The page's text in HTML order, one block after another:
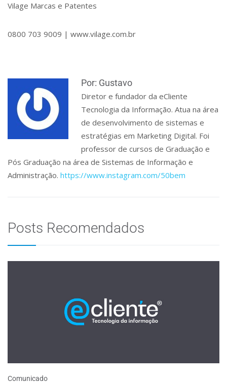
Vilage Marcas e Patentes
0800 703 9009 | www.vilage.com.br
Por: Gustavo
Diretor e fundador da eCliente
Tecnologia da Informação. Atua na área
de desenvolvimento de sistemas e
estratégias em Marketing Digital. Foi
professor de cursos de Graduação e
Pós Graduação na área de Sistemas de Informação e
Administração. https://www.instagram.com/50bem
Posts Recomendados
Comunicado